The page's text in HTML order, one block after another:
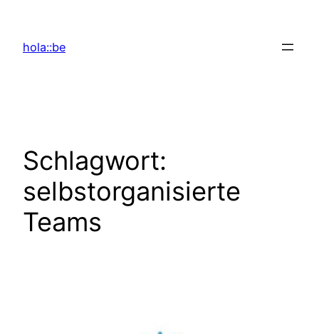
springen
hola::be
Schlagwort:
selbstorganisierte
Teams